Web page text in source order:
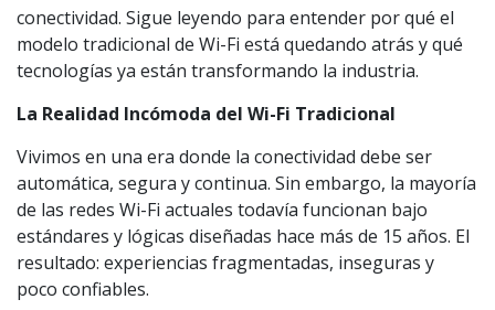
conectividad. Sigue leyendo para entender por qué el
modelo tradicional de Wi-Fi está quedando atrás y qué
tecnologías ya están transformando la industria.
La Realidad Incómoda del Wi-Fi Tradicional
Vivimos en una era donde la conectividad debe ser
automática, segura y continua. Sin embargo, la mayoría
de las redes Wi-Fi actuales todavía funcionan bajo
estándares y lógicas diseñadas hace más de 15 años. El
resultado: experiencias fragmentadas, inseguras y
poco confiables.